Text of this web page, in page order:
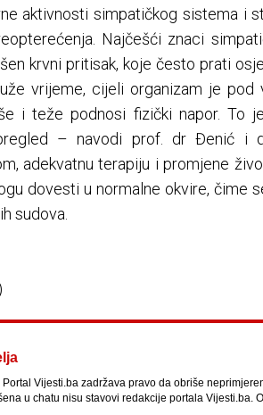
aktivnosti simpatičkog sistema i
Najčešći znaci
krvni pritisak, koje često prati
vrijeme, cijeli organizam je
i teže podnosi fizički napor. To
– navodi prof. dr Đenić i
adekvatnu terapiju i promjene
dovesti u normalne okvire, čime
sudova.
Vijesti.ba zadržava pravo da obriše
u chatu nisu stavovi redakcije portala Vijesti.ba.